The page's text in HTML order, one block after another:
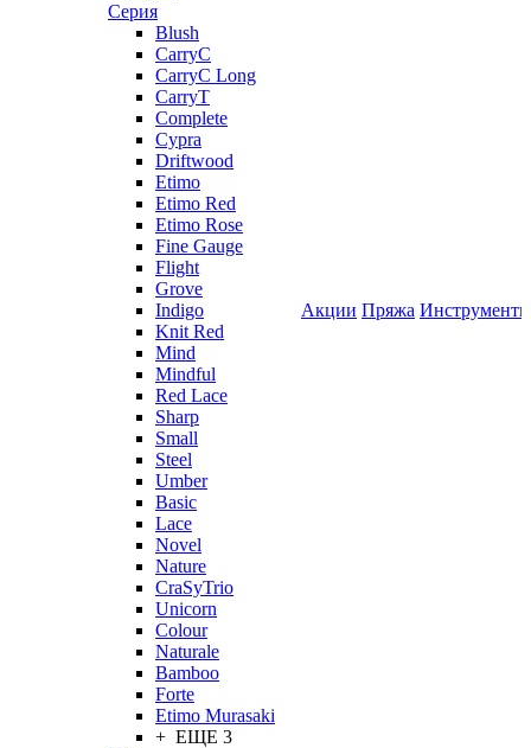
Серия
Blush
CarryC
CarryC Long
CarryT
Complete
Cypra
Driftwood
Etimo
Etimo Red
Etimo Rose
Fine Gauge
Flight
Grove
Indigo
Knit Red
Mind
Mindful
Red Lace
Sharp
Small
Steel
Umber
Basic
Lace
Novel
Nature
CraSyTrio
Unicorn
Colour
Naturale
Bamboo
Forte
Etimo Murasaki
+ ЕЩЕ 3
Акции Пряжа Инструменты